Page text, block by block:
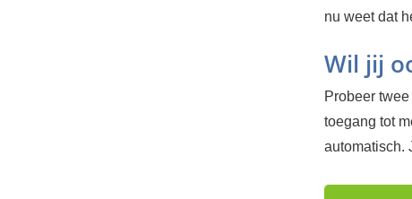
nu weet dat
Wil jij
Probeer
toegang tot
automatisch.